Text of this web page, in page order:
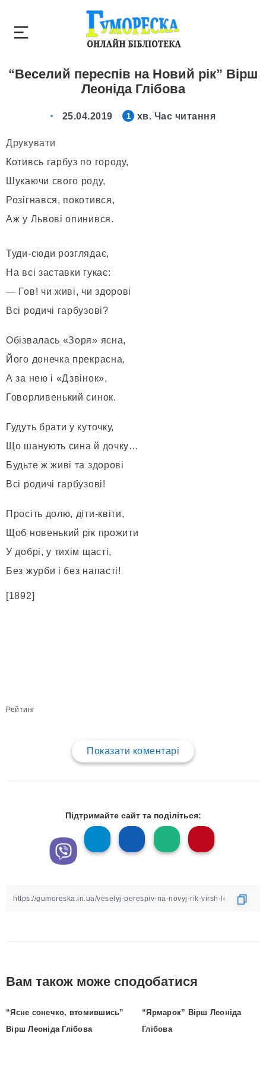
“Веселий переспів на Новий рік” Вірш
Леоніда Глібова
25.04.2019 1 хв. Час читання
Друкувати
Котивсь гарбуз по городу,
Шукаючи свого роду,
Розігнався, покотився,
Аж у Львові опинився.
Туди-сюди розглядає,
На всі заставки гукає:
— Гов! чи живі, чи здорові
Всі родичі гарбузові?
Обізвалась «Зоря» ясна,
Його донечка прекрасна,
А за нею і «Дзвінок»,
Говорливенький синок.
Гудуть брати у куточку,
Що шанують сина й дочку…
Будьте ж живі та здорові
Всі родичі гарбузові!
Просіть долю, діти-квіти,
Щоб новенький рік прожити
У добрі, у тихім щасті,
Без журби і без напасті!
[1892]
Рейтинг
Показати коментарі
Підтримайте сайт та поділіться:
Вам також може сподобатися
“Ясне сонечко, втомившись”
Вірш Леоніда Глібова
“Ярмарок” Вірш Леоніда
Глібова